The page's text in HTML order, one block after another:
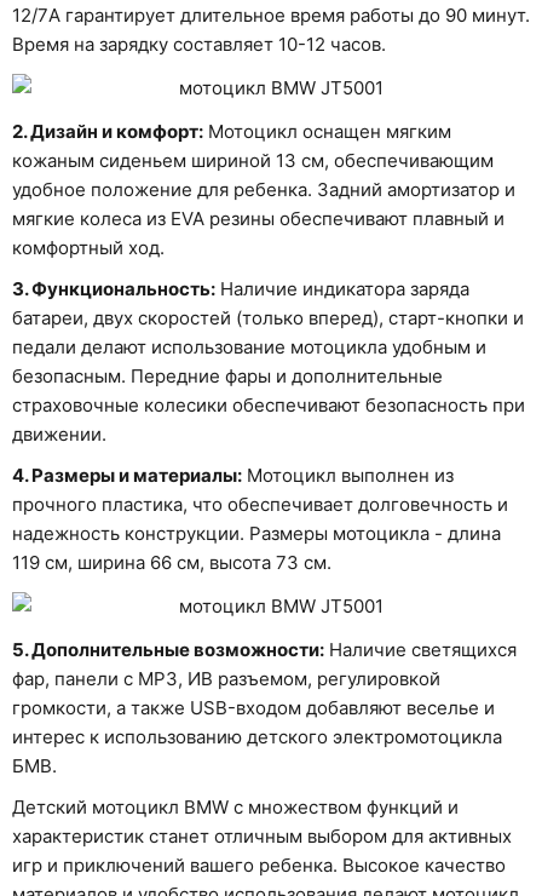
12/7A гарантирует длительное время работы до 90 минут.
Время на зарядку составляет 10-12 часов.
2. Дизайн и комфорт: Мотоцикл оснащен мягким
кожаным сиденьем шириной 13 см, обеспечивающим
удобное положение для ребенка. Задний амортизатор и
мягкие колеса из EVA резины обеспечивают плавный и
комфортный ход.
3. Функциональность: Наличие индикатора заряда
батареи, двух скоростей (только вперед), старт-кнопки и
педали делают использование мотоцикла удобным и
безопасным. Передние фары и дополнительные
страховочные колесики обеспечивают безопасность при
движении.
4. Размеры и материалы: Мотоцикл выполнен из
прочного пластика, что обеспечивает долговечность и
надежность конструкции. Размеры мотоцикла - длина
119 см, ширина 66 см, высота 73 см.
5. Дополнительные возможности: Наличие светящихся
фар, панели с МРЗ, ИВ разъемом, регулировкой
громкости, а также USB-входом добавляют веселье и
интерес к использованию детского электромотоцикла
БМВ.
Детский мотоцикл BMW с множеством функций и
характеристик станет отличным выбором для активных
игр и приключений вашего ребенка. Высокое качество